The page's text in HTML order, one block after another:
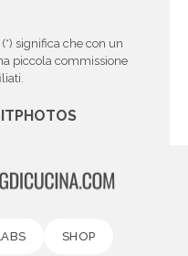
significa che con un
piccola commissione
SHOP